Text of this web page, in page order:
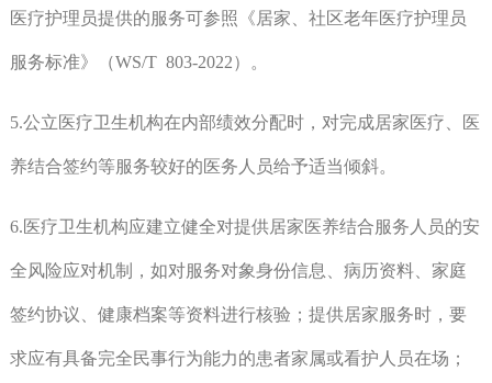
医疗护理员提供的服务可参照《居家、社区老年医疗护理员
服务标准》（WS/T 803-2022）。
5.公立医疗卫生机构在内部绩效分配时，对完成居家医疗、医
养结合签约等服务较好的医务人员给予适当倾斜。
6.医疗卫生机构应建立健全对提供居家医养结合服务人员的安
全风险应对机制，如对服务对象身份信息、病历资料、家庭
签约协议、健康档案等资料进行核验；提供居家服务时，要
求应有具备完全民事行为能力的患者家属或看护人员在场；